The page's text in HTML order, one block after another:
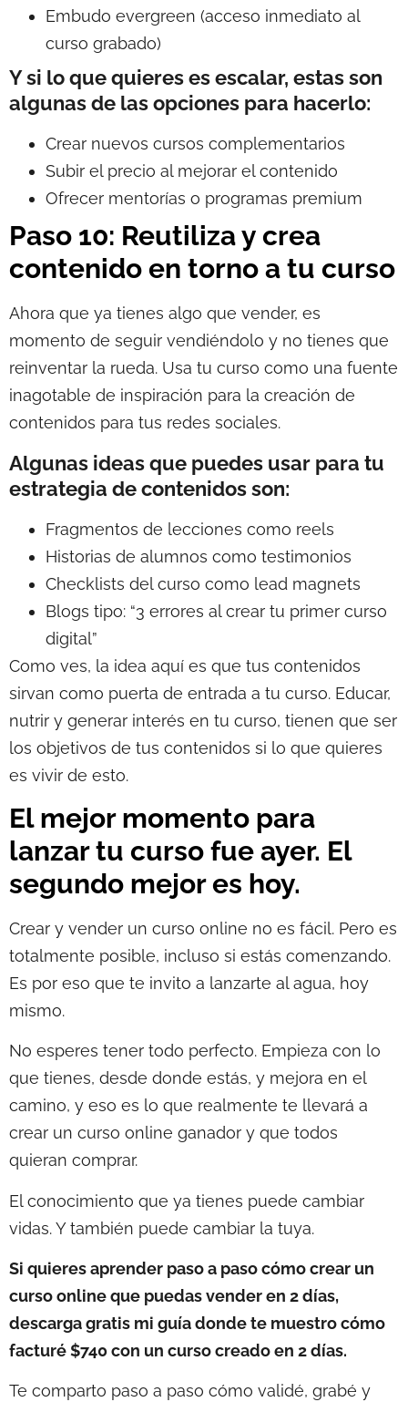
Embudo evergreen (acceso inmediato al
curso grabado)
Y si lo que quieres es escalar, estas son
algunas de las opciones para hacerlo:
Crear nuevos cursos complementarios
Subir el precio al mejorar el contenido
Ofrecer mentorías o programas premium
Paso 10: Reutiliza y crea
contenido en torno a tu curso
Ahora que ya tienes algo que vender, es
momento de seguir vendiéndolo y no tienes que
reinventar la rueda. Usa tu curso como una fuente
inagotable de inspiración para la creación de
contenidos para tus redes sociales.
Algunas ideas que puedes usar para tu
estrategia de contenidos son:
Fragmentos de lecciones como reels
Historias de alumnos como testimonios
Checklists del curso como lead magnets
Blogs tipo: “3 errores al crear tu primer curso
digital”
Como ves, la idea aquí es que tus contenidos
sirvan como puerta de entrada a tu curso. Educar,
nutrir y generar interés en tu curso, tienen que ser
los objetivos de tus contenidos si lo que quieres
es vivir de esto.
El mejor momento para
lanzar tu curso fue ayer. El
segundo mejor es hoy.
Crear y vender un curso online no es fácil. Pero es
totalmente posible, incluso si estás comenzando.
Es por eso que te invito a lanzarte al agua, hoy
mismo.
No esperes tener todo perfecto. Empieza con lo
que tienes, desde donde estás, y mejora en el
camino, y eso es lo que realmente te llevará a
crear un curso online ganador y que todos
quieran comprar.
El conocimiento que ya tienes puede cambiar
vidas. Y también puede cambiar la tuya.
Si quieres aprender paso a paso cómo crear un
curso online que puedas vender en 2 días,
descarga gratis mi guía donde te muestro cómo
facturé $740 con un curso creado en 2 días.
Te comparto paso a paso cómo validé, grabé y